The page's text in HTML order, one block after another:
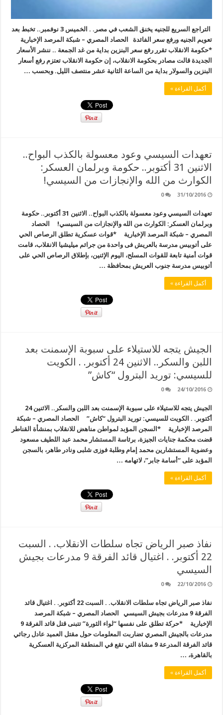
التراجع السريع للجنيه يخنق الشعب في مصر. . الخميس 3 نوفمبر.. تخبط بعد
تعويم الجنيه ورفع سعر الفائدة الحصاد المصري – شبكة المرصد الإخبارية
*حكومة الانقلاب تقرر رفع سعر البنزين بداية من غد الجمعة .. ننشر الأسعار
الجديدة قالت مصادر بحكومة الانقلاب، إن حكومة الانقلاب تعتزم رفع أسعار
البنزين والسولار بداية من الساعة الثانية عشر منتصف الليل. وبحسب …
أكمل القراءة »
تعهدات السيسي وعود معسولة بالكذب البواح..
الاثنين 31 أكتوبر.. حكومة وبرلمان العسكر:
الكوارث من الله والإنجازات من السيسي!
31/10/2016
0
تعهدات السيسي وعود معسولة بالكذب البواح.. الاثنين 31 أكتوبر.. حكومة
وبرلمان العسكر: الكوارث من الله والإنجازات من السيسي! الحصاد
المصري – شبكة المرصد الإخبارية *قوات عسكرية تطلق الرصاص الحي
على أتوبيس مدرسة بالعريش فى واحدة من جرائم ميليشيا الانقلاب، قامت
قوات أمنية تابعة للقوات المسلح، اليوم الإثنين، بإطلاق الرصاص الحي على
أتوبيس مدرسة جنوب العريش بمحافظة …
أكمل القراءة »
الجيش يتجه للاستيلاء على سبوبة الإسمنت بعد
اللبن والسكر.. الاثنين 24 أكتوبر. . الكويت
للسيسي: توريد البترول “كاش”
24/10/2016
0
الجيش يتجه للاستيلاء على سبوبة الإسمنت بعد اللبن والسكر.. الاثنين 24
أكتوبر. . الكويت للسيسي: توريد البترول “كاش” الحصاد المصري – شبكة
المرصد الإخبارية *السجن المؤبد لمواطن مناهض للانقلاب بمنشأة القناطر
قضت محكمة جنايات الجيزة، برئاسة المستشار محمد عبد اللطيف مسعود
وعضوية المستشارين محمد إمام وطلبة فوزى شلبى ونادر طاهر، بالسجن
المؤبد على “أسامة جابر”، لاتهامه …
أكمل القراءة »
نفاذ صبر الرياض تجاه سلطات الانقلاب. . السبت
22 أكتوبر. . اغتيال قائد الفرقة 9 مدرعات بجيش
السيسي
22/10/2016
0
نفاذ صبر الرياض تجاه سلطات الانقلاب. . السبت 22 أكتوبر. . اغتيال قائد
الفرقة 9 مدرعات بجيش السيسي الحصاد المصري – شبكة المرصد
الإخبارية *حركة تطلق على نفسها “لواء الثورة” تتبنى قتل قائد الفرقة 9
مدرعات بالجيش المصري تضاربت المعلومات حول مقتل العميد عادل رجائي
قائد الفرقة المدرعة 9 مشاة التي تقع في المنطقة المركزية العسكرية
بالقاهرة، …
أكمل القراءة »